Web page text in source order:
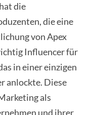
die
die eine
von Apex
Influencer für
in einer einzigen
anlockte. Diese
als
und ihrer